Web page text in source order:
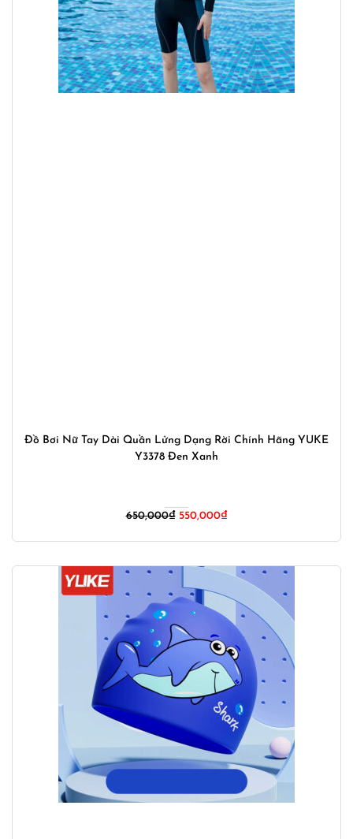
Đồ Bơi Nữ Tay Dài Quần Lửng Dạng Rời Chính Hãng YUKE
Y3378 Đen Xanh
650,000₫ Giá
650,000₫.
550,000₫Giá
là:
550,000₫.